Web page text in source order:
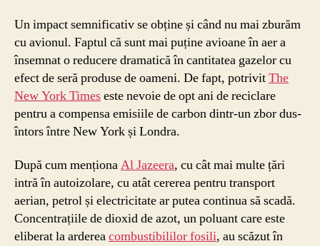
Un impact semnificativ se obține și când nu mai zburăm
cu avionul. Faptul că sunt mai puține avioane în aer a
însemnat o reducere dramatică în cantitatea gazelor cu
efect de seră produse de oameni. De fapt, potrivitThe
New York Timeseste nevoie de opt ani de reciclare
pentru a compensa emisiile de carbon dintr-un zbor dus-
întors între New York și Londra.
După cum menționaAl Jazeera, cu cât mai multe țări
intră în autoizolare, cu atât cererea pentru transport
aerian, petrol și electricitate ar putea continua să scadă.
Concentrațiile de dioxid de azot, un poluant care este
eliberat la ardereacombustibililor fosili, au scăzut în